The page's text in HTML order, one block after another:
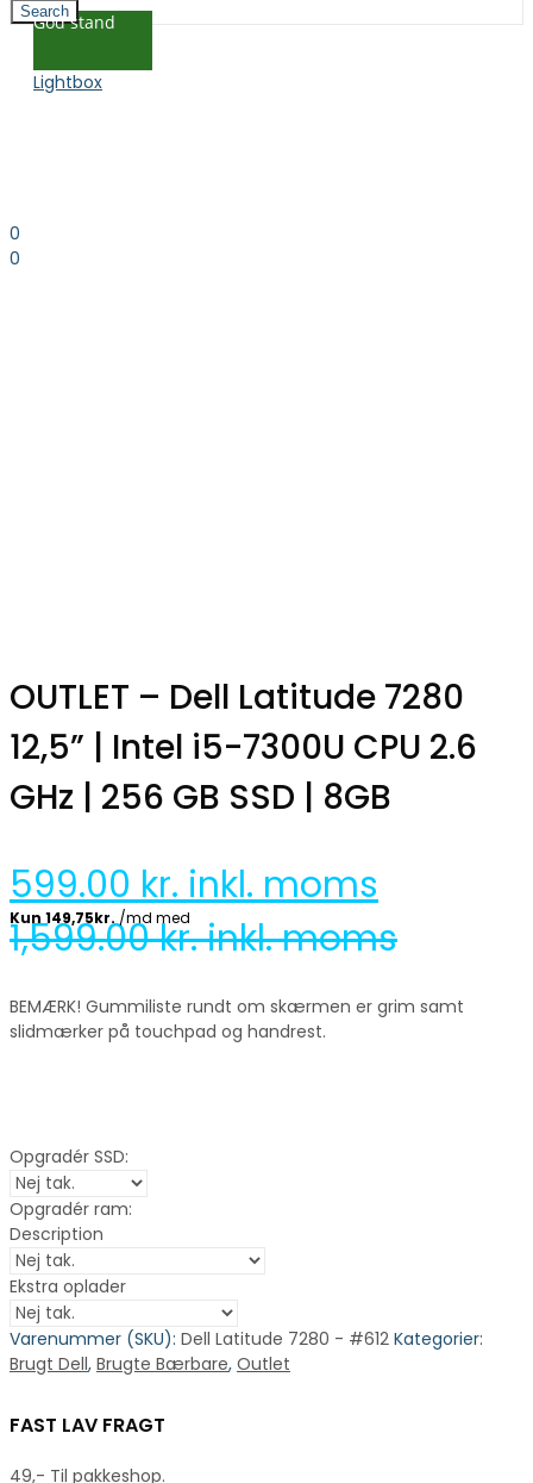
0
0
Search
God stand
Lightbox
OUTLET – Dell Latitude 7280
12,5” | Intel i5-7300U CPU 2.6
GHz | 256 GB SSD | 8GB
599.00 kr. inkl. moms
1,599.00kr. inkl. moms
BEMÆRK! Gummiliste rundt om skærmen er grim samt
slidmærker på touchpad og handrest.
Opgradér SSD:
Opgradér ram:
Description
Ekstra oplader
Varenummer (SKU): Dell Latitude 7280 - #612 Kategorier:
Brugt Dell, Brugte Bærbare, Outlet
FAST LAV FRAGT
49,- Til pakkeshop.